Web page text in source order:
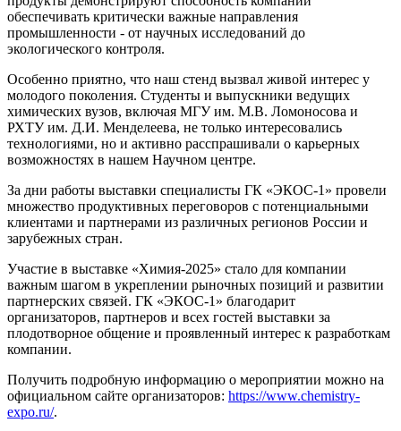
обеспечивать критически важные направления
промышленности - от научных исследований до
экологического контроля.
Особенно приятно, что наш стенд вызвал живой интерес у
молодого поколения. Студенты и выпускники ведущих
химических вузов, включая МГУ им. М.В. Ломоносова и
РХТУ им. Д.И. Менделеева, не только интересовались
технологиями, но и активно расспрашивали о карьерных
возможностях в нашем Научном центре.
За дни работы выставки специалисты ГК «ЭКОС-1» провели
множество продуктивных переговоров с потенциальными
клиентами и партнерами из различных регионов России и
зарубежных стран.
Участие в выставке «Химия-2025» стало для компании
важным шагом в укреплении рыночных позиций и развитии
партнерских связей. ГК «ЭКОС-1» благодарит
организаторов, партнеров и всех гостей выставки за
плодотворное общение и проявленный интерес к разработкам
компании.
Получить подробную информацию о мероприятии можно на
официальном сайте организаторов: https://www.chemistry-
expo.ru/.